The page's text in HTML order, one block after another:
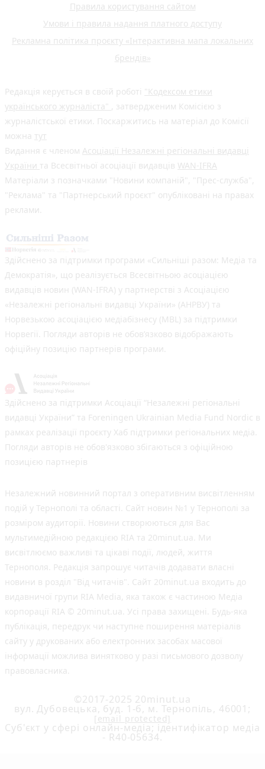
Правила користування сайтом
Умови і правила надання платного доступу
Рекламна політика проєкту «Інтерактивна мапа локальних
брендів»
Редакція керується в своїй роботі "Кодексом етики
українського журналіста" , затвердженим Комісією з
журналістської етики. Поскаржитись на матеріал до Комісії
можна тут
Видання є членом Асоціації Незалежні регіональні видавці
України та Всесвітньої асоціації видавців WAN-IFRA
Матеріали з позначками "Новини компаній", "Прес-служба",
"Реклама" та "Партнерський проєкт" опубліковані на правах
реклами.
Здійснено за підтримки програми «Сильніші разом: Медіа та
Демократія», що реалізується Всесвітньою асоціацією
видавців новин (WAN-IFRA) у партнерстві з Асоціацією
«Незалежні регіональні видавці України» (АНРВУ) та
Норвезькою асоціацією медіабізнесу (MBL) за підтримки
Норвегії. Погляди авторів не обов’язково відображають
офіційну позицію партнерів програми.
Здійснено за підтримки Асоціації “Незалежні регіональні
видавці України” та Foreningen Ukrainian Media Fund Nordic в
рамках реалізації проєкту Хаб підтримки регіональних медіа.
Погляди авторів не обов'язково збігаються з офіційною
позицією партнерів
Незалежний новинний портал з оперативним висвітленням
подій у Тернополі та області. Сайт новин №1 у Тернополі за
розміром аудиторії. Новини створюються для Вас
мультимедійною редакцією RIA та 20minut.ua. Ми
висвітлюємо важливі та цікаві події, людей, життя
Тернополя. Редакція запрошує читачів додавати власні
новини в розділ "Від читачів". Сайт 20minut.ua входить до
видавничої групи RIA Media, яка також є частиною Медіа
корпорації RIA © 20minut.ua. Усі права захищені. Будь-яка
публiкацiя, передрук чи наступне поширення матеріалів
сайту у друкованих або електронних засобах масової
інформації можлива винятково у разі письмового дозволу
правовласника.
©2017-2025 20minut.ua
вул. Дубовецька, буд. 1-б, м. Тернопіль, 46001;
[email protected]
Cуб'єкт у сфері онлайн-медіа; ідентифікатор медіа
- R40-05634.